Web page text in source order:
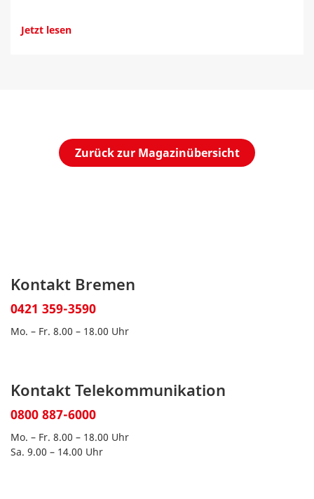
Jetzt lesen
Zurück zur Magazinübersicht
Kontakt Bremen
0421 359-3590
Mo. – Fr. 8.00 – 18.00 Uhr
Kontakt Telekommunikation
0800 887-6000
Mo. – Fr. 8.00 – 18.00 Uhr
Sa. 9.00 – 14.00 Uhr